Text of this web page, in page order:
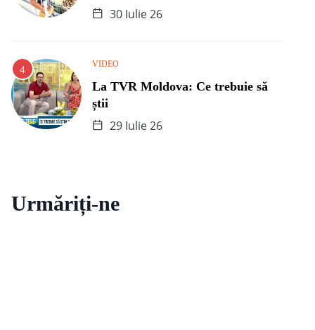
30 Iulie 26
VIDEO
La TVR Moldova: Ce trebuie să
știi
29 Iulie 26
Urmăriți-ne